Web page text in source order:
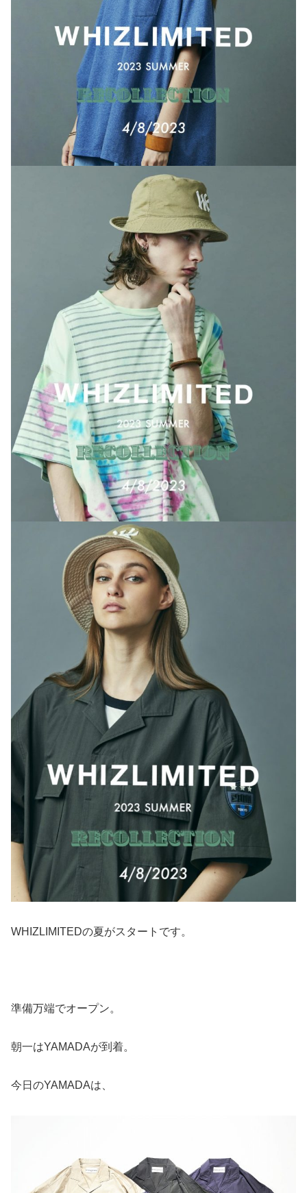
WHIZLIMITEDの夏がスタートです。
準備万端でオープン。
朝一はYAMADAが到着。
今日のYAMADAは、